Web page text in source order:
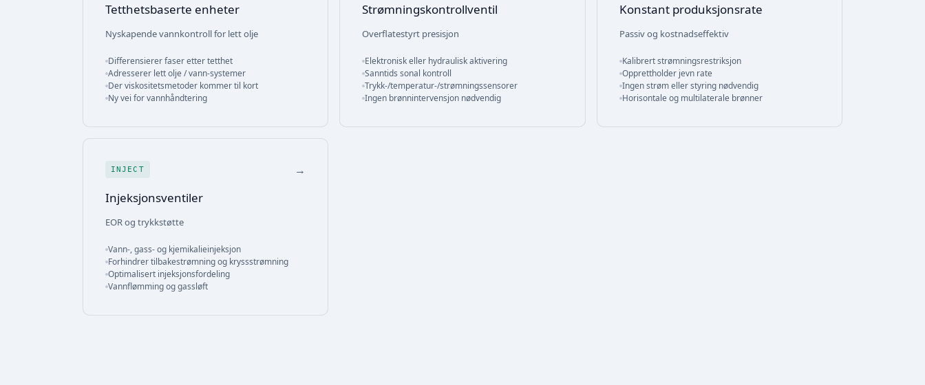
Tetthetsbaserte enheter
Nyskapende vannkontroll for lett olje
Differensierer faser etter tetthet
Adresserer lett olje / vann-systemer
Der viskositetsmetoder kommer til kort
Ny vei for vannhåndtering
Strømningskontrollventil
Overflatestyrt presisjon
Elektronisk eller hydraulisk aktivering
Sanntids sonal kontroll
Trykk-/temperatur-/strømningssensorer
Ingen brønnintervensjon nødvendig
Konstant produksjonsrate
Passiv og kostnadseffektiv
Kalibrert strømningsrestriksjon
Opprettholder jevn rate
Ingen strøm eller styring nødvendig
Horisontale og multilaterale brønner
INJECT →
Injeksjonsventiler
EOR og trykkstøtte
Vann-, gass- og kjemikalieinjeksjon
Forhindrer tilbakestrømning og kryssstrømning
Optimalisert injeksjonsfordeling
Vannflømming og gassløft